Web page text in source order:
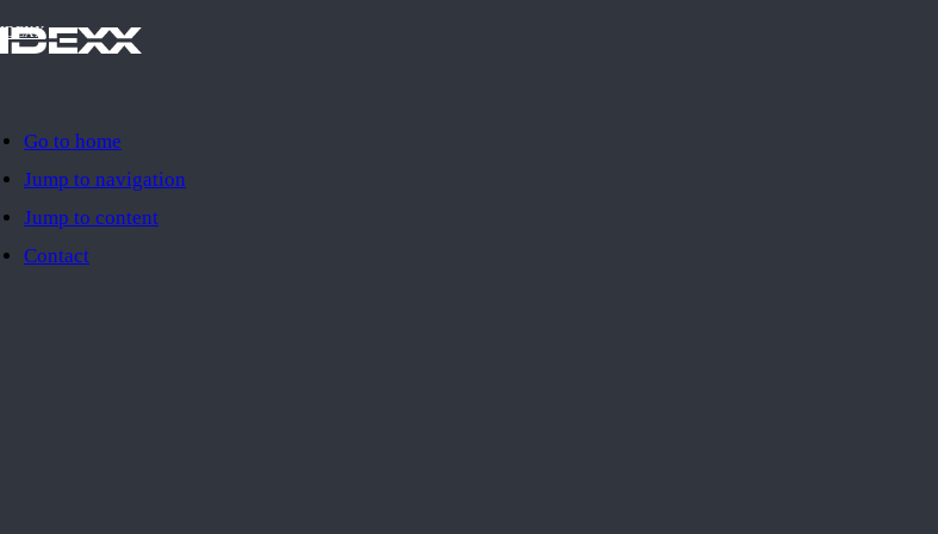
Go to home
Jump to navigation
Jump to content
Contact
IDEXX